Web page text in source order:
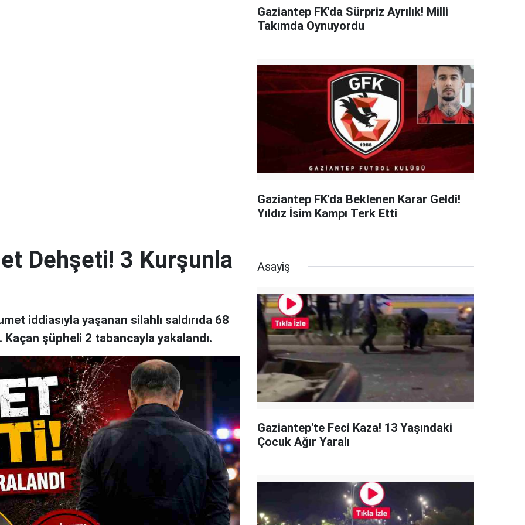
Gaziantep FK'da Sürpriz Ayrılık! Milli
Takımda Oynuyordu
Gaziantep FK'da Beklenen Karar Geldi!
Yıldız İsim Kampı Terk Etti
Dehşeti! 3 Kurşunla
iddiasıyla yaşanan silahlı saldırıda 68
Kaçan şüpheli 2 tabancayla yakalandı.
Asayiş
Gaziantep'te Feci Kaza! 13 Yaşındaki
Çocuk Ağır Yaralı